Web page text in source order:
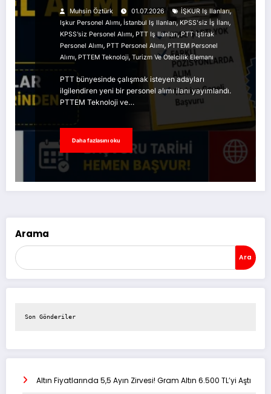
Alınıyor
Muhsin Öztürk 01.07.2026 İŞKUR Iş Ilanları,
Işkur Personel Alımı, İstanbul Iş Ilanları, KPSS'siz İş İlanı,
KPSS’siz Personel Alımı, PTT Iş Ilanları,PTT Iştirak
Personel Alımı, PTT Personel Alımı, PTTEM Personel
Alımı, PTTEM Teknoloji, Turizm Ve Otelcilik Elemanı
PTT bünyesinde çalışmak isteyen adayları
ilgilendiren yeni bir personel alımı ilanı yayımlandı.
PTTEM Teknoloji ve…
Daha fazlasını oku
Arama
Ara
Son Gönderiler
Altın Fiyatlarında 5,5 Ayın Zirvesi! Gram Altın 6.500 TL’yi Aştı